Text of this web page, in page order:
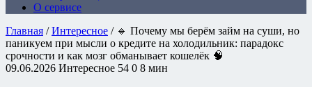
О сервисе
Главная /Интересное / 🔹 Почему мы берём займ на суши, но
паникуем при мысли о кредите на холодильник: парадокс
срочности и как мозг обманывает кошелёк 🧠
09.06.2026 Интересное 54 0 8 мин